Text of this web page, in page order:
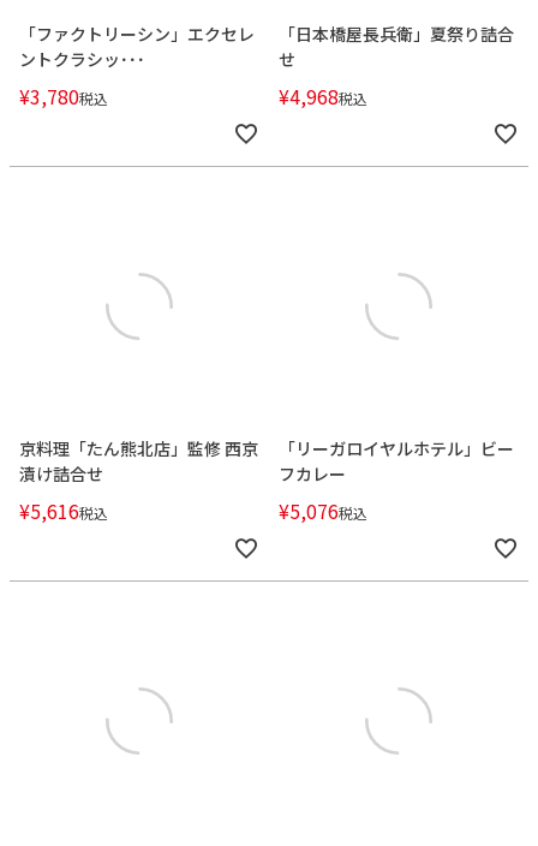
「ファクトリーシン」エクセレ
ントクラシッ･･･
¥3,780税込
「日本橋屋長兵衛」夏祭り詰合
せ
¥4,968税込
京料理「たん熊北店」監修 西京
漬け詰合せ
¥5,616税込
「リーガロイヤルホテル」ビー
フカレー
¥5,076税込